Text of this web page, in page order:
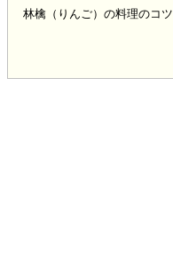
林檎（りんご）の料理のコツ